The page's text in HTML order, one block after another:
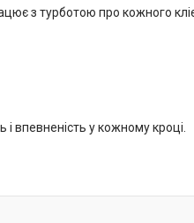
з турботою про кожного
впевненість у кожному кроці.